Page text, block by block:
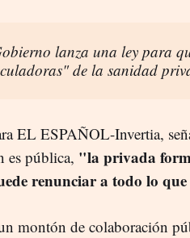
lanza una ley para
de la sanidad
EL ESPAÑOL-Invertia,
es pública, "la privada
renunciar a todo lo
montón de colaboración